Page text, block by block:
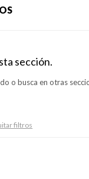
sección.
o busca en otras
filtros